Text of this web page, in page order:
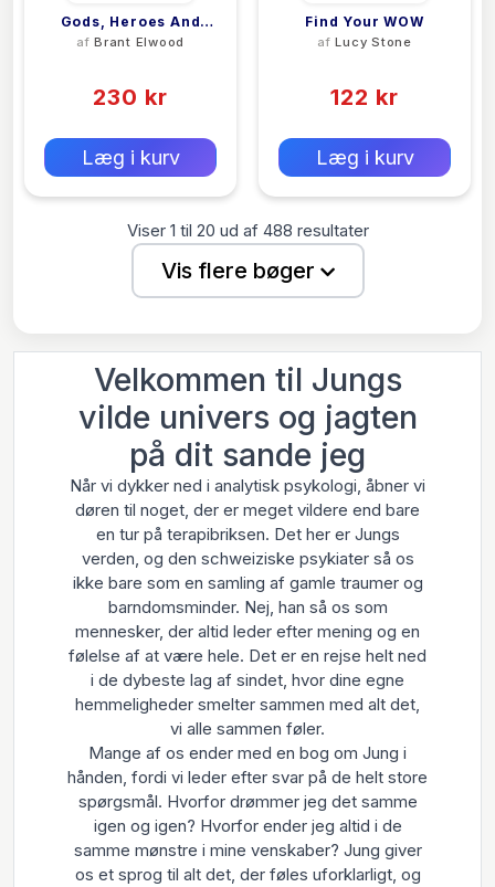
Gods, Heroes And
Groups
afBrant Elwood
230 kr
Læg i kurv
Find Your WOW
afLucy Stone
122 kr
Læg i kurv
Viser 1 til 20 ud af 488 resultater
Vis flere bøger
Velkommen til Jungs
vilde univers og jagten
på dit sande jeg
Når vi dykker ned i analytisk psykologi, åbner vi
døren til noget, der er meget vildere end bare
en tur på terapibriksen. Det her er Jungs
verden, og den schweiziske psykiater så os
ikke bare som en samling af gamle traumer og
barndomsminder. Nej, han så os som
mennesker, der altid leder efter mening og en
følelse af at være hele. Det er en rejse helt ned
i de dybeste lag af sindet, hvor dine egne
hemmeligheder smelter sammen med alt det,
vi alle sammen føler.
Mange af os ender med en bog om Jung i
hånden, fordi vi leder efter svar på de helt store
spørgsmål. Hvorfor drømmer jeg det samme
igen og igen? Hvorfor ender jeg altid i de
samme mønstre i mine venskaber? Jung giver
os et sprog til alt det, der føles uforklarligt, og